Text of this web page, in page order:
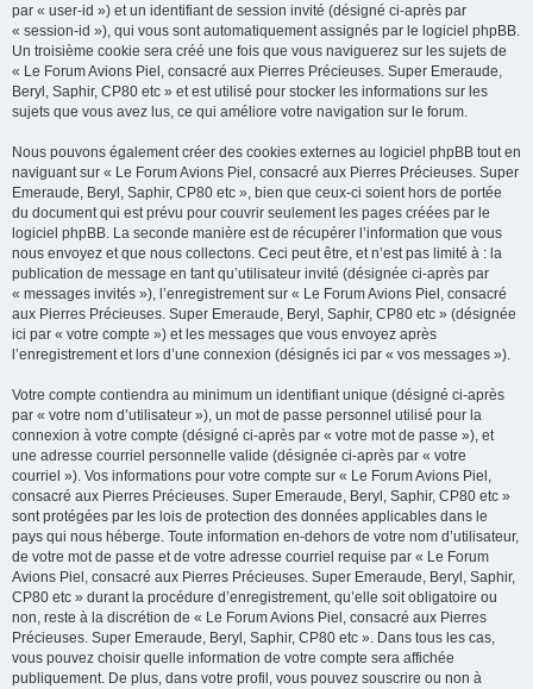
par « user-id ») et un identifiant de session invité (désigné ci-après par
« session-id »), qui vous sont automatiquement assignés par le logiciel phpBB.
Un troisième cookie sera créé une fois que vous naviguerez sur les sujets de
« Le Forum Avions Piel, consacré aux Pierres Précieuses. Super Emeraude,
Beryl, Saphir, CP80 etc » et est utilisé pour stocker les informations sur les
sujets que vous avez lus, ce qui améliore votre navigation sur le forum.
Nous pouvons également créer des cookies externes au logiciel phpBB tout en
naviguant sur « Le Forum Avions Piel, consacré aux Pierres Précieuses. Super
Emeraude, Beryl, Saphir, CP80 etc », bien que ceux-ci soient hors de portée
du document qui est prévu pour couvrir seulement les pages créées par le
logiciel phpBB. La seconde manière est de récupérer l’information que vous
nous envoyez et que nous collectons. Ceci peut être, et n’est pas limité à : la
publication de message en tant qu’utilisateur invité (désignée ci-après par
« messages invités »), l’enregistrement sur « Le Forum Avions Piel, consacré
aux Pierres Précieuses. Super Emeraude, Beryl, Saphir, CP80 etc » (désignée
ici par « votre compte ») et les messages que vous envoyez après
l’enregistrement et lors d’une connexion (désignés ici par « vos messages »).
Votre compte contiendra au minimum un identifiant unique (désigné ci-après
par « votre nom d’utilisateur »), un mot de passe personnel utilisé pour la
connexion à votre compte (désigné ci-après par « votre mot de passe »), et
une adresse courriel personnelle valide (désignée ci-après par « votre
courriel »). Vos informations pour votre compte sur « Le Forum Avions Piel,
consacré aux Pierres Précieuses. Super Emeraude, Beryl, Saphir, CP80 etc »
sont protégées par les lois de protection des données applicables dans le
pays qui nous héberge. Toute information en-dehors de votre nom d’utilisateur,
de votre mot de passe et de votre adresse courriel requise par « Le Forum
Avions Piel, consacré aux Pierres Précieuses. Super Emeraude, Beryl, Saphir,
CP80 etc » durant la procédure d’enregistrement, qu’elle soit obligatoire ou
non, reste à la discrétion de « Le Forum Avions Piel, consacré aux Pierres
Précieuses. Super Emeraude, Beryl, Saphir, CP80 etc ». Dans tous les cas,
vous pouvez choisir quelle information de votre compte sera affichée
publiquement. De plus, dans votre profil, vous pouvez souscrire ou non à